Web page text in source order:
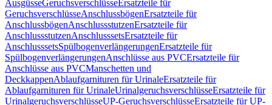
AusgüsseGeruchsverschlüsseErsatzteile für
GeruchsverschlüsseAnschlussbögenErsatzteile für
AnschlussbögenAnschlussstutzenErsatzteile für
AnschlussstutzenAnschlusssetsErsatzteile für
AnschlusssetsSpülbogenverlängerungenErsatzteile für
SpülbogenverlängerungenAnschlüsse aus PVCErsatzteile für
Anschlüsse aus PVCManschetten und
DeckkappenAblaufgarnituren für UrinaleErsatzteile für
Ablaufgarnituren für UrinaleUrinalgeruchsverschlüsseErsatzteile für
UrinalgeruchsverschlüsseUP-GeruchsverschlüsseErsatzteile für UP-